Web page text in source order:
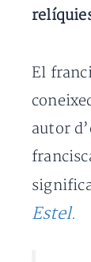
El
autor
Estel.